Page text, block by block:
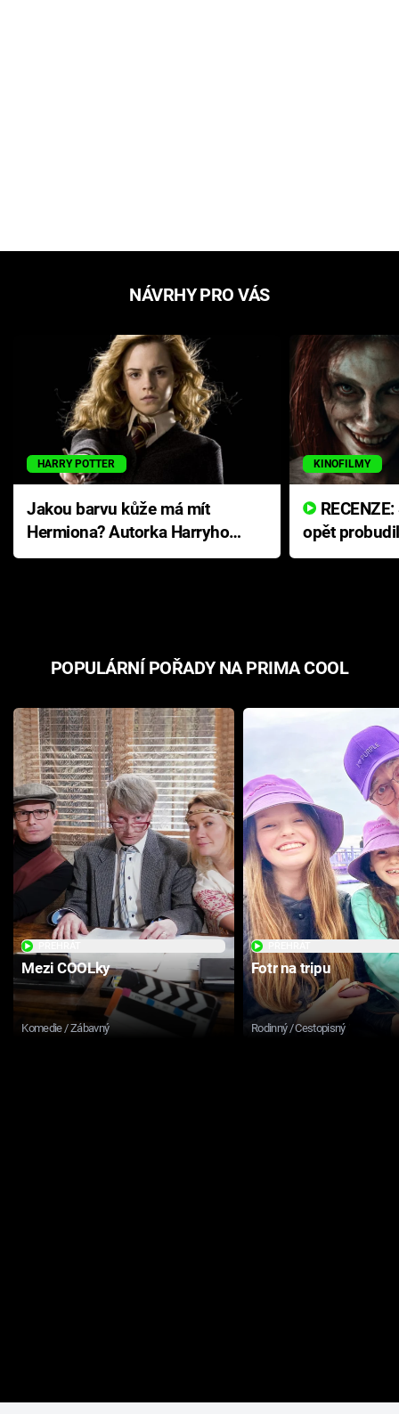
NÁVRHY PRO VÁS
HARRY POTTER
Jakou barvu kůže má mít
Hermiona? Autorka Harryho
Pottera přišla s ráznou
KINOFILMY
opět
přichází s
POPULÁRNÍ POŘADY NA PRIMA COOL
Mezi COOLky
Komedie / Zábavný
Fotr na tripu
Rodinný / Cestopisný